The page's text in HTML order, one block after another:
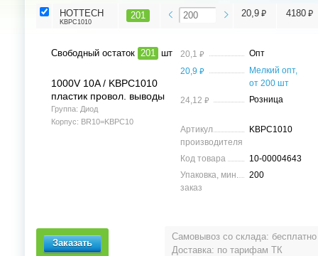
Самовывоз со склада: бесплатно
Доставка: по тарифам ТК
HOTTECH
KBPC1010
201 20,9 ⃏ 4180 ⃏
Свободный остаток 201 шт
1000V 10A / KBPC1010
пластик провол. выводы
Группа: Диод
Корпус: BR10=KBPC10
20,1 ⃏
Опт
20,9 ⃏
Мелкий опт,
от 200 шт
24,12 ⃏ Розница
Артикул
производителя
KBPC1010
Код товара
10-00004643
Упаковка, мин.
заказ
200